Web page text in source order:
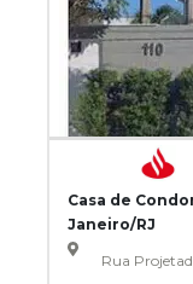
Casa de
Janeiro/RJ
Rua